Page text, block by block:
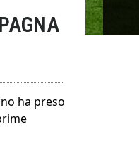
ha preso